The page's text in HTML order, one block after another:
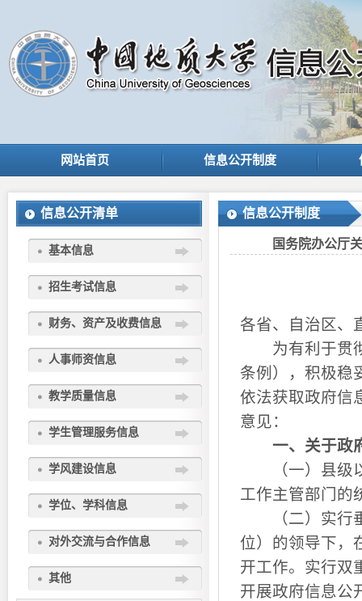
网站首页 信息公开制度
信息公开清单
基本信息
招生考试信息
财务、资产及收费信息
人事师资信息
教学质量信息
学生管理服务信息
学风建设信息
学位、学科信息
对外交流与合作信息
其他
信息公开制度
国务院办公厅
各省、自治区、
为有利于贯彻
条例），积极稳
依法获取政府信
意见：
一、关于政
（一）县级以
工作主管部门的
（二）实行垂
位）的领导下，
开工作。实行双
开展政府信息公